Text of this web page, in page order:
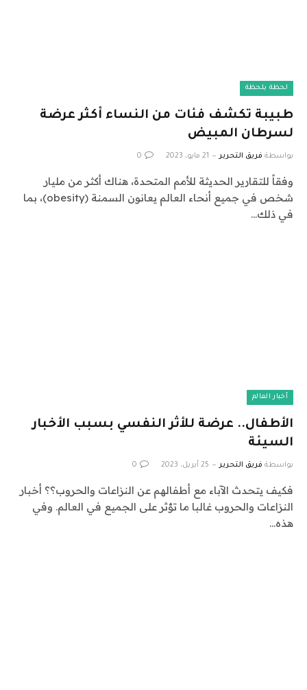
لحظة بلحظة
طبيبة تكشف فئات من النساء أكثر عرضة
لسرطان المبيض
بواسطة فريق التحرير 21 مايو، 2023 0
وفقاً للتقارير الحديثة للأمم المتحدة، هناك أكثر من مليار
شخص في جميع أنحاء العالم يعانون السمنة (obesity)، بما
في ذلك…
أخبار العالم
الأطفال.. عرضة للأثر النفسي بسبب الأخبار
السيئة
بواسطة فريق التحرير 25 أبريل، 2023 0
فكيف يتحدث الآباء مع أطفالهم عن النزاعات والحروب؟؟ أخبار
النزاعات والحروب غالبا ما تؤثر على الجميع في العالم. وفي
هذه…